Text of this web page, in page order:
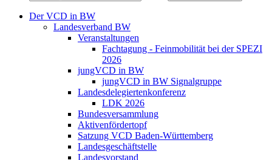
Der VCD in BW
Landesverband BW
Veranstaltungen
Fachtagung - Feinmobilität bei der SPEZI
2026
jungVCD in BW
jungVCD in BW Signalgruppe
Landesdelegiertenkonferenz
LDK 2026
Bundesversammlung
Aktivenfördertopf
Satzung VCD Baden-Württemberg
Landesgeschäftstelle
Landesvorstand